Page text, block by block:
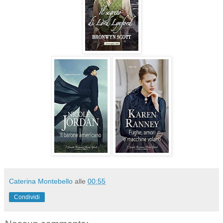
Caterina Montebello alle 00:55
Condividi